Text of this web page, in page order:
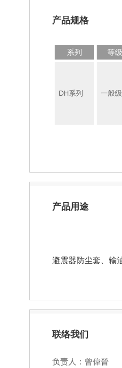
产品规格
系列 等级
DH系列 一般级
产品用途
避震器防尘套、输
联络我们
负责人：曾偉晉